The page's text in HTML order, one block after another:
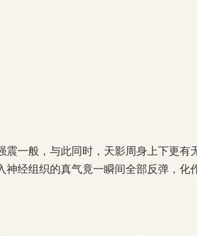
一般，与此同时，天影周身上下更有
神经组织的真气竟一瞬间全部反弹，